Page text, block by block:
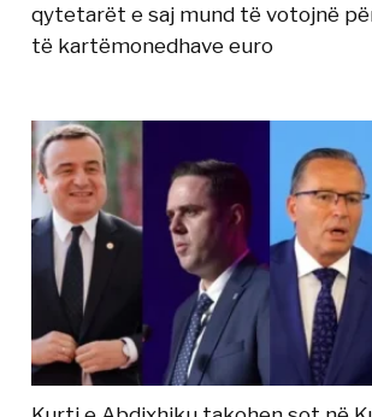
qytetarët e saj mund të votojnë
të kartëmonedhave euro